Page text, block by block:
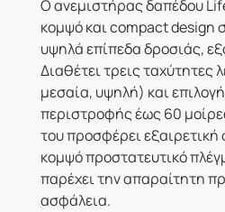
Ο ανεμιστήρας δαπέδου
κομψό και compact design
υψηλά επίπεδα δροσιάς,
Διαθέτει τρεις ταχύτητες
μεσαία, υψηλή) και
περιστροφής έως 60
του προσφέρει
κομψό προστατευτικό
παρέχει την απαραίτητη
ασφάλεια.